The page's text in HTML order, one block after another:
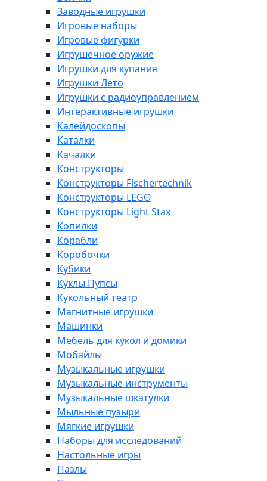
Заводные игрушки
Игровые наборы
Игровые фигурки
Игрушечное оружие
Игрушки для купания
Игрушки Лето
Игрушки с радиоуправлением
Интерактивные игрушки
Калейдоскопы
Каталки
Качалки
Конструкторы
Конструкторы Fisсhertechnik
Конструкторы LEGO
Конструкторы Light Stax
Копилки
Корабли
Коробочки
Кубики
Куклы Пупсы
Кукольный театр
Магнитные игрушки
Машинки
Мебель для кукол и домики
Мобайлы
Музыкальные игрушки
Музыкальные инструменты
Музыкальные шкатулки
Мыльные пузыри
Мягкие игрушки
Наборы для исследований
Настольные игры
Пазлы